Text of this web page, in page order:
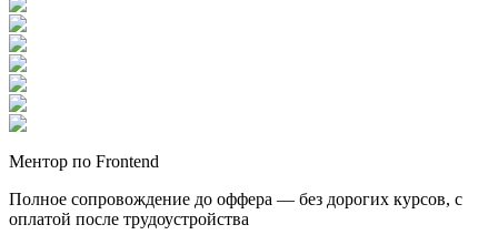
Ментор по Frontend
Полное сопровождение до оффера — без дорогих курсов, с
оплатой после трудоустройства